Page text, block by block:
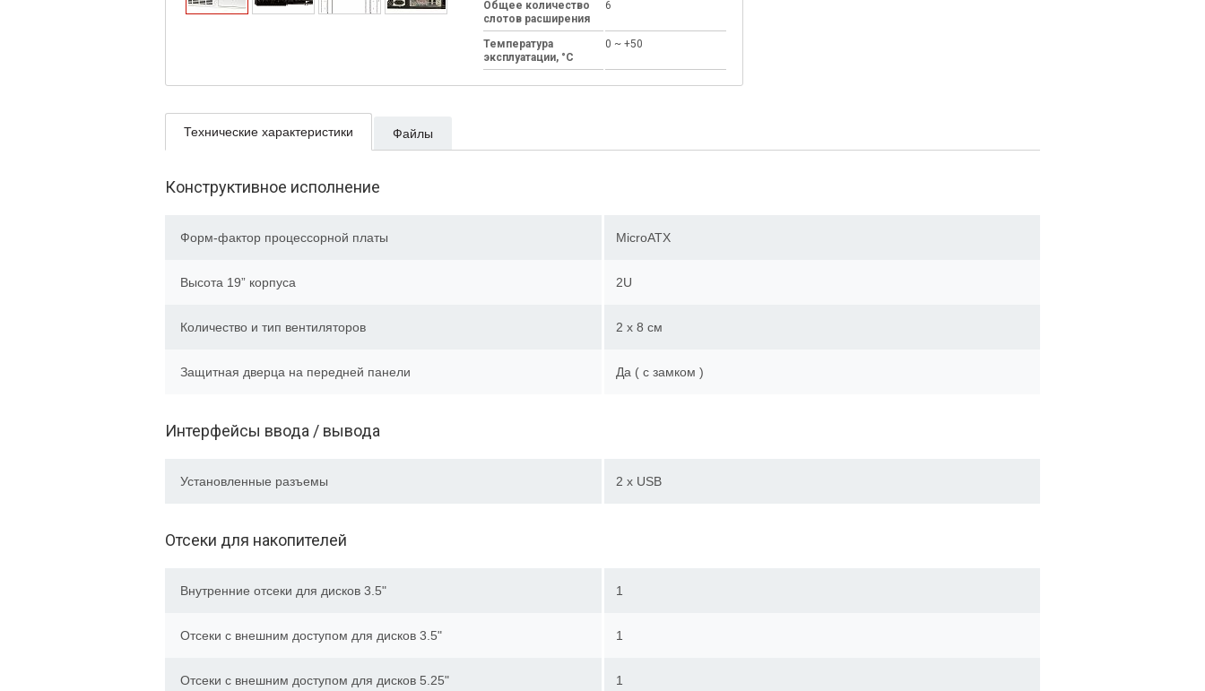
Общее количество
слотов расширения
6
Температура
эксплуатации, °C
0 ~ +50
Технические характеристики Файлы
Конструктивное исполнение
Форм-фактор процессорной платы MicroATX
Высота 19” корпуса 2U
Количество и тип вентиляторов 2 x 8 см
Защитная дверца на передней панели Да ( с замком )
Интерфейсы ввода / вывода
Установленные разъемы 2 x USB
Отсеки для накопителей
Внутренние отсеки для дисков 3.5" 1
Отсеки с внешним доступом для дисков 3.5" 1
Отсеки с внешним доступом для дисков 5.25" 1